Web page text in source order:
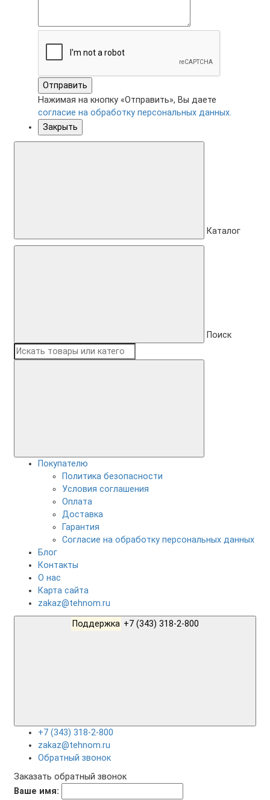
Отправить
Нажимая на кнопку «Отправить», Вы даете
согласие на обработку персональных данных.
Закрыть
Каталог
Поиск
Покупателю
Политика безопасности
Условия соглашения
Оплата
Доставка
Гарантия
Согласие на обработку персональных данных
Блог
Контакты
О нас
Карта сайта
zakaz@tehnom.ru
Поддержка
+7 (343) 318-2-800
zakaz@tehnom.ru
Обратный звонок
Заказать обратный звонок
Ваше имя: